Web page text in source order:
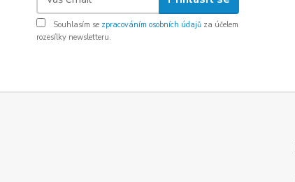
Souhlasím se zpracováním osobních údajů za účelem
rozesílky newsletteru.